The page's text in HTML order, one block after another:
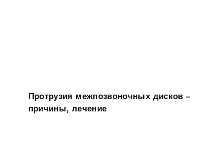
Протрузия межпозвоночных дисков –
причины, лечение